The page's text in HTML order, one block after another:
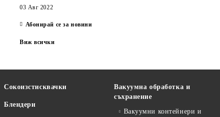
03 Авг 2022
Абонирай се за новини
Виж всички
Сокоизстисквачки
Блендери
Вакуумна обработка и
съхранение
Вакуумни контейнери и